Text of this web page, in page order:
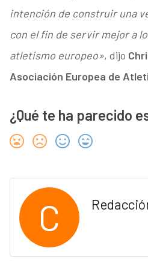
intención de construir una
con el fin de servir mejor a
atletismo europeo», dijo
Asociación Europea de
¿Qué te ha parecido
C